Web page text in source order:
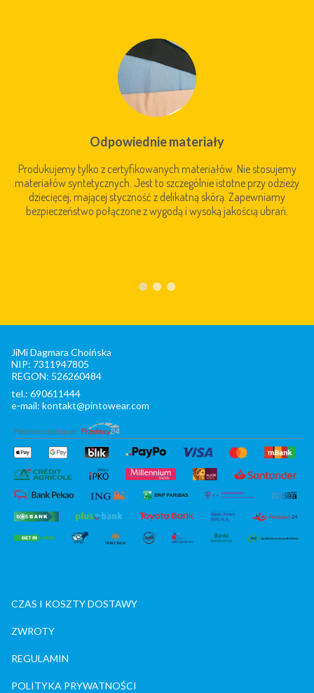
Odpowiednie materiały
Produkujemy tylko z certyfikowanych materiałów. Nie stosujemy
materiałów syntetycznych. Jest to szczególnie istotne przy odzieży
dziecięcej, mającej styczność z delikatną skórą. Zapewniamy
bezpieczeństwo połączone z wygodą i wysoką jakością ubrań.
JiMi Dagmara Choińska
NIP: 7311947805
REGON: 526260484
tel.: 690611444
e-mail: kontakt@pintowear.com
CZAS I KOSZTY DOSTAWY
ZWROTY
REGULAMIN
POLITYKA PRYWATNOŚCI